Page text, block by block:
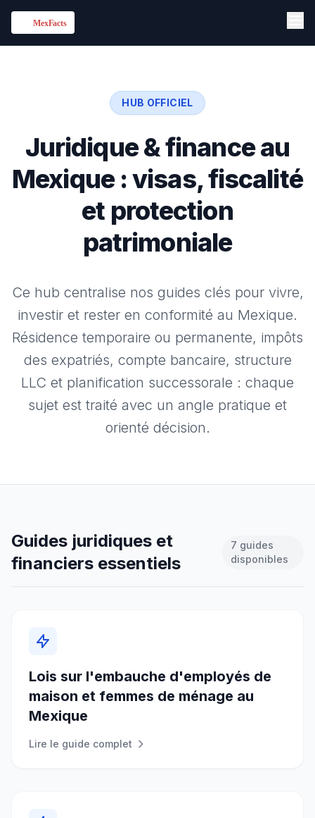
HUB OFFICIEL
Juridique & finance au
Mexique : visas, fiscalité
et protection
patrimoniale
Ce hub centralise nos guides clés pour vivre,
investir et rester en conformité au Mexique.
Résidence temporaire ou permanente, impôts
des expatriés, compte bancaire, structure
LLC et planification successorale : chaque
sujet est traité avec un angle pratique et
orienté décision.
Guides juridiques et
financiers essentiels
7 guides
disponibles
Lois sur l'embauche d'employés de
maison et femmes de ménage au
Mexique
Lire le guide complet